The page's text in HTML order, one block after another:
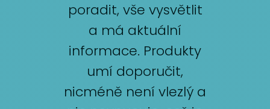
poradit, vše vysvětlit
a má aktuální
informace. Produkty
umí doporučit,
nicméně není vlezlý a